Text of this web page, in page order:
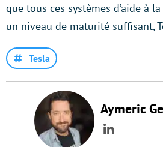
que tous ces systèmes d’aide à
un niveau de maturité suffisant,
Tesla
Aymeric
LinkedIn